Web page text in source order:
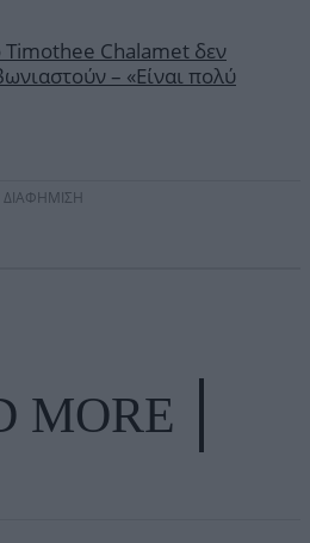
Timothee Chalamet δεν
– «Είναι πολύ
ΔΙΑΦΗΜΙΣΗ
MORE